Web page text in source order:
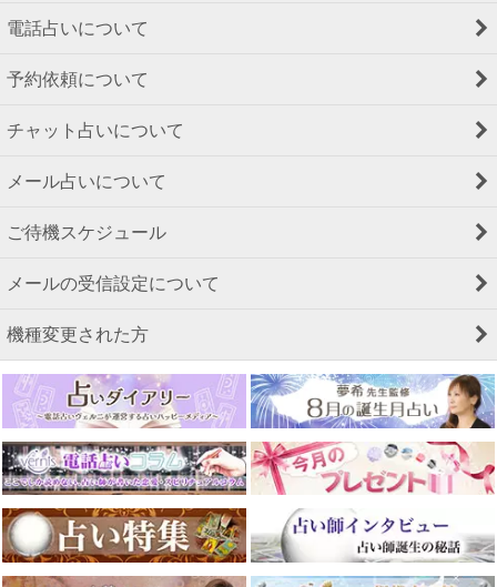
電話占いについて
予約依頼について
チャット占いについて
メール占いについて
ご待機スケジュール
メールの受信設定について
機種変更された方